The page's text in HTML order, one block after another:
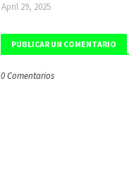
April 29, 2025
PUBLICAR UN COMENTARIO
0 Comentarios